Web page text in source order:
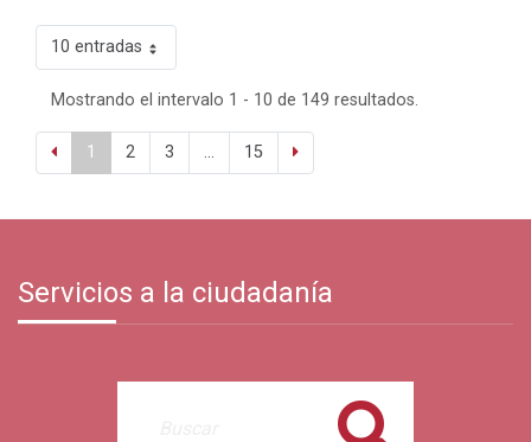
10 entradas
Mostrando el intervalo 1 - 10 de 149 resultados.
1 2 3 ... 15
Servicios a la ciudadanía
Buscar